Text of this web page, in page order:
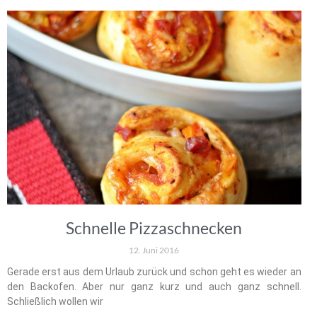
Schnelle Pizzaschnecken
12. Juni 2016
Gerade erst aus dem Urlaub zurück und schon geht es wieder an
den Backofen. Aber nur ganz kurz und auch ganz schnell.
Schließlich wollen wir